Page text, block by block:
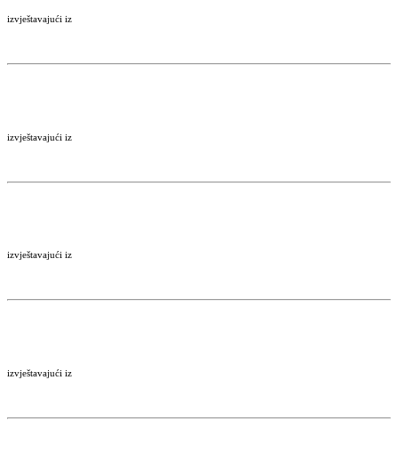
izvještavajući iz
izvještavajući iz
izvještavajući iz
izvještavajući iz